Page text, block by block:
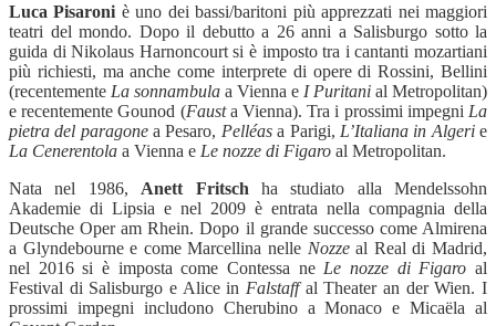
Luca Pisaroni è uno dei bassi/baritoni più apprezzati nei maggiori
teatri del mondo. Dopo il debutto a 26 anni a Salisburgo sotto la
guida di Nikolaus Harnoncourt si è imposto tra i cantanti mozartiani
più richiesti, ma anche come interprete di opere di Rossini, Bellini
(recentemente La sonnambula a Vienna e I Puritani al Metropolitan)
e recentemente Gounod (Fausta Vienna). Tra i prossimi impegni La
pietra del paragonea Pesaro, Pelléasa Parigi, L’Italiana in Algerie
La Cenerentola a Vienna e Le nozze di Figaro al Metropolitan.
Nata nel 1986, Anett Fritsch ha studiato alla Mendelssohn
Akademie di Lipsia e nel 2009 è entrata nella compagnia della
Deutsche Oper am Rhein. Dopo il grande successo come Almirena
a Glyndebourne e come Marcellina nelle Nozzeal Real di Madrid,
nel 2016 si è imposta come Contessa ne Le nozze di Figaro al
Festival di Salisburgo e Alice in Falstaffal Theater an der Wien. I
prossimi impegni includono Cherubino a Monaco e Micaëla al